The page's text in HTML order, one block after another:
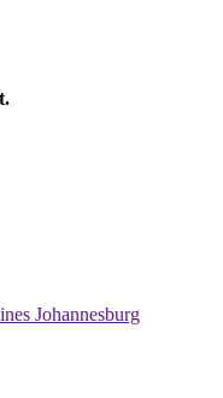
Johannesburg